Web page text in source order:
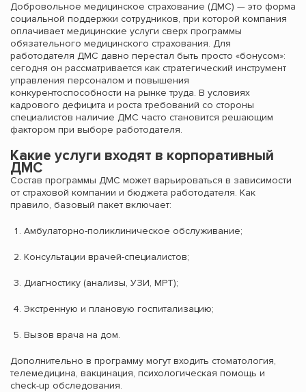
Добровольное медицинское страхование (ДМС) — это форма
социальной поддержки сотрудников, при которой компания
оплачивает медицинские услуги сверх программы
обязательного медицинского страхования. Для
работодателя ДМС давно перестал быть просто «бонусом»:
сегодня он рассматривается как стратегический инструмент
управления персоналом и повышения
конкурентоспособности на рынке труда. В условиях
кадрового дефицита и роста требований со стороны
специалистов наличие ДМС часто становится решающим
фактором при выборе работодателя.
Какие услуги входят в корпоративный
ДМС
Состав программы ДМС может варьироваться в зависимости
от страховой компании и бюджета работодателя. Как
правило, базовый пакет включает:
Амбулаторно-поликлиническое обслуживание;
Консультации врачей-специалистов;
Диагностику (анализы, УЗИ, МРТ);
Экстренную и плановую госпитализацию;
Вызов врача на дом.
Дополнительно в программу могут входить стоматология,
телемедицина, вакцинация, психологическая помощь и
check-up обследования.